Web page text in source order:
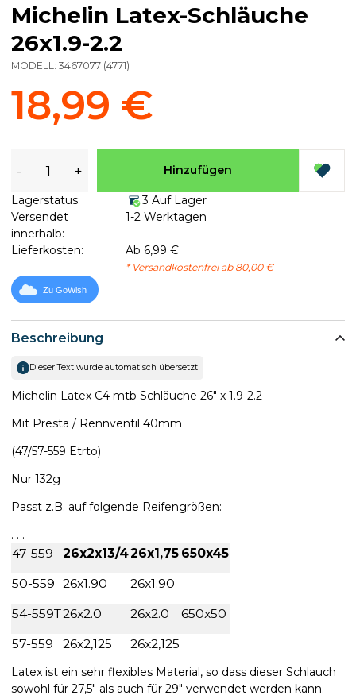
Beschreibung
Dieser Text wurde automatisch übersetzt
Michelin Latex C4 mtb Schläuche 26" x 1.9-2.2
Mit Presta / Rennventil 40mm
(47/57-559 Etrto)
Nur 132g
Passt z.B. auf folgende Reifengrößen:
. . .
47-559 26x2x13/426x1,75 650x45
50-559 26x1.90
26x1.90
54-559T26x2.0 26x2.0
650x50
57-559
26x2,125 26x2,125
Latex ist ein sehr flexibles Material, so dass dieser Schlauch
sowohl für 27,5" als auch für 29" verwendet werden kann.
Michelin Latex-Schläuche
26x1.9-2.2
MODELL: 3467077 (4771)
18,99 €
- + Hinzufügen
Lagerstatus:
3 Auf Lager
Versendet
innerhalb:
1-2 Werktagen
Lieferkosten: Ab 6,99 €
* Versandkostenfrei ab 80,00 €
Zu GoWish